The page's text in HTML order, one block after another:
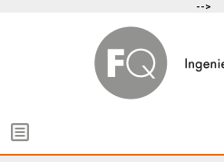
-->